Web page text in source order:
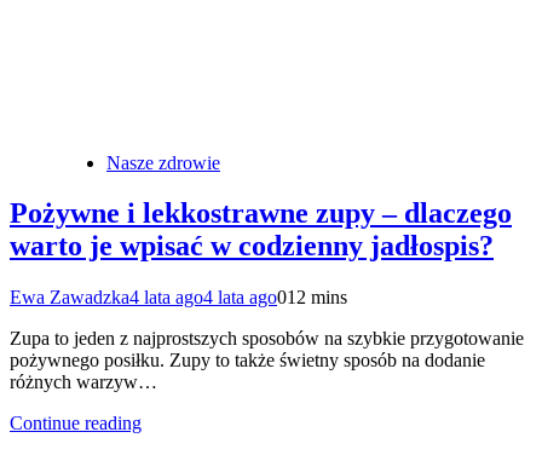
Nasze zdrowie
Pożywne i lekkostrawne zupy – dlaczego
warto je wpisać w codzienny jadłospis?
Ewa Zawadzka4 lata ago4 lata ago012 mins
Zupa to jeden z najprostszych sposobów na szybkie przygotowanie
pożywnego posiłku. Zupy to także świetny sposób na dodanie
różnych warzyw…
Continue reading